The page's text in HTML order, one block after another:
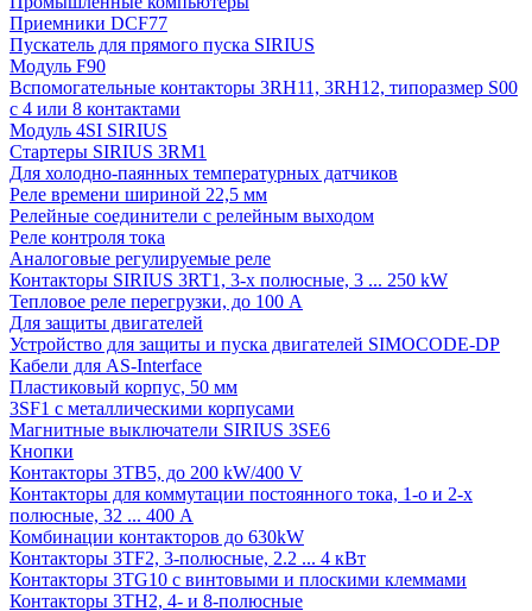
Приемники DCF77
Пускатель для прямого пуска SIRIUS
Модуль F90
Вспомогательные контакторы 3RH11, 3RH12, типоразмер S00
с 4 или 8 контактами
Модуль 4SI SIRIUS
Стартеры SIRIUS 3RM1
Для холодно-паянных температурных датчиков
Реле времени шириной 22,5 мм
Релейные соединители с релейным выходом
Реле контроля тока
Аналоговые регулируемые реле
Контакторы SIRIUS 3RT1, 3-х полюсные, 3 ... 250 kW
Тепловое реле перегрузки, до 100 A
Для защиты двигателей
Устройство для защиты и пуска двигателей SIMOCODE-DP
Кабели для AS-Interface
Пластиковый корпус, 50 мм
3SF1 с металлическими корпусами
Магнитные выключатели SIRIUS 3SE6
Кнопки
Контакторы 3TB5, до 200 kW/400 V
Контакторы для коммутации постоянного тока, 1-о и 2-х
полюсные, 32 ... 400 A
Комбинации контакторов до 630kW
Контакторы 3TF2, 3-полюсные, 2.2 ... 4 кВт
Контакторы 3TG10 c винтовыми и плоскими клеммами
Контакторы 3TH2, 4- и 8-полюсные